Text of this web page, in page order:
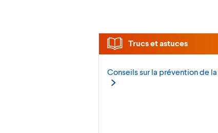
Trucs et astuces
Conseils sur la prévention de la